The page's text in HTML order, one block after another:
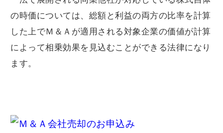
の時価については、総額と利益の両方の比率を計算
した上でＭ＆Ａが適用される対象企業の価値が計算
によって相乗効果を見込むことができる法律になり
ます。